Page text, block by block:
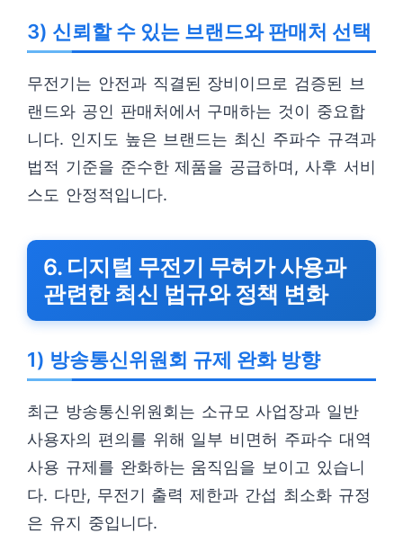
3) 신뢰할 수 있는 브랜드와 판매처 선택
무전기는 안전과 직결된 장비이므로 검증된 브
랜드와 공인 판매처에서 구매하는 것이 중요합
니다. 인지도 높은 브랜드는 최신 주파수 규격과
법적 기준을 준수한 제품을 공급하며, 사후 서비
스도 안정적입니다.
6. 디지털 무전기 무허가 사용과
관련한 최신 법규와 정책 변화
1) 방송통신위원회 규제 완화 방향
최근 방송통신위원회는 소규모 사업장과 일반
사용자의 편의를 위해 일부 비면허 주파수 대역
사용 규제를 완화하는 움직임을 보이고 있습니
다. 다만, 무전기 출력 제한과 간섭 최소화 규정
은 유지 중입니다.